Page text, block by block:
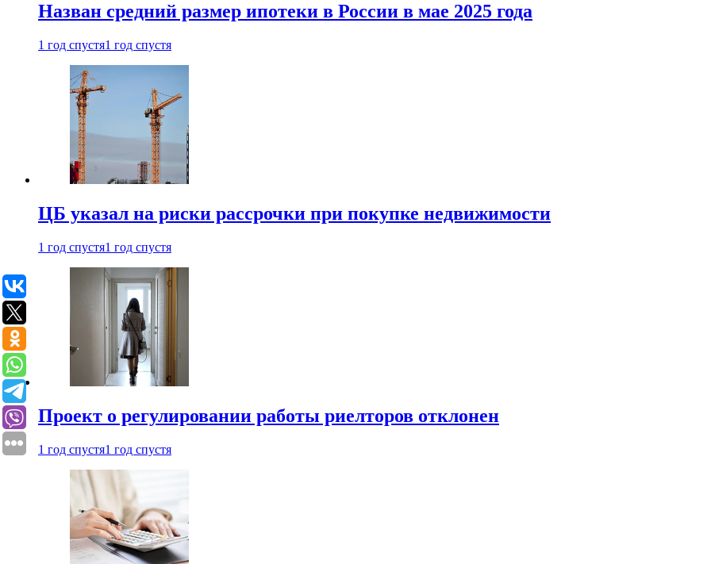
Назван средний размер ипотеки в России в мае 2025 года
1 год спустя1 год спустя
ЦБ указал на риски рассрочки при покупке недвижимости
1 год спустя1 год спустя
Проект о регулировании работы риелторов отклонен
1 год спустя1 год спустя